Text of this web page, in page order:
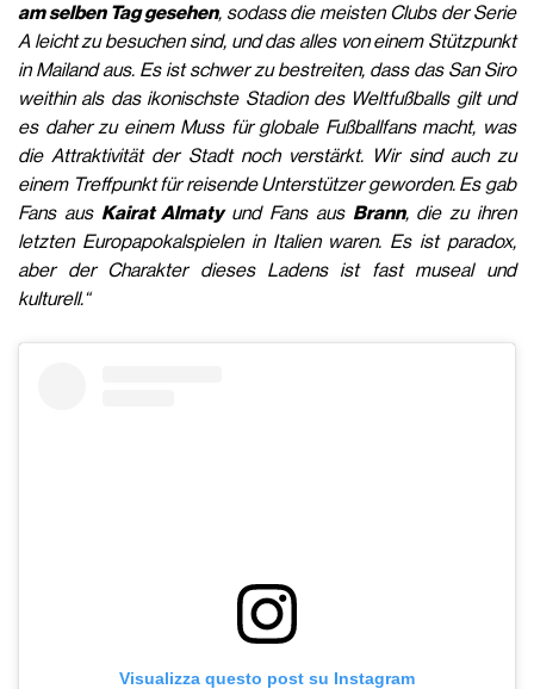
am selben Tag gesehen, sodass die meisten Clubs der Serie
A leicht zu besuchen sind, und das alles von einem Stützpunkt
in Mailand aus. Es ist schwer zu bestreiten, dass das San Siro
weithin als das ikonischste Stadion des Weltfußballs gilt und
es daher zu einem Muss für globale Fußballfans macht, was
die Attraktivität der Stadt noch verstärkt. Wir sind auch zu
einem Treffpunkt für reisende Unterstützer geworden. Es gab
Fans aus Kairat Almatyund Fans aus Brann, die zu ihren
letzten Europapokalspielen in Italien waren. Es ist paradox,
aber der Charakter dieses Ladens ist fast museal und
kulturell.“
Visualizza questo post su Instagram